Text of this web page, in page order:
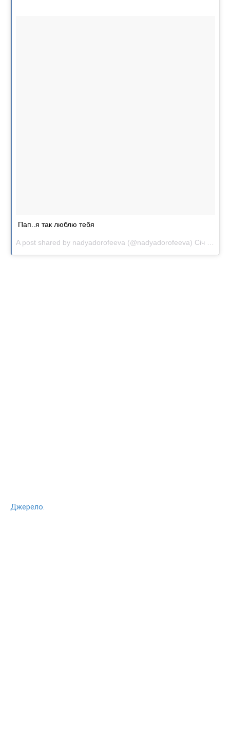
Пап..я так люблю тебя
A post shared by nadyadorofeeva (@nadyadorofeeva) Січ 30, 2017 о 7:47 PST
Джерело.